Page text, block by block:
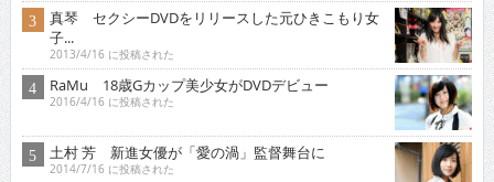
真琴 セクシーDVDをリリースした元ひきこもり女
子...
2013/4/16 に投稿された
RaMu 18歳Gカップ美少女がDVDデビュー
2016/4/16 に投稿された
土村 芳 新進女優が「愛の渦」監督舞台に
2014/7/16 に投稿された